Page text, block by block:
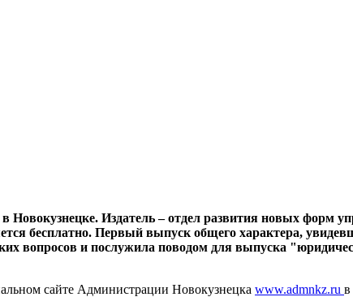
Издатель – отдел развития новых форм
бесплатно. Первый выпуск общего характера,
вопросов и послужила поводом для выпуска
сайте Администрации Новокузнецка www.admnkz.ru